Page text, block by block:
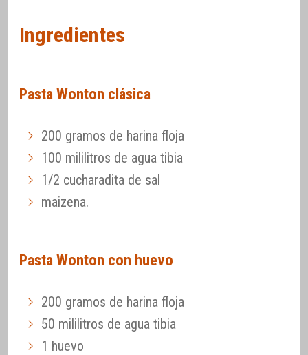
Ingredientes
Pasta Wonton clásica
200 gramos de harina floja
100 mililitros de agua tibia
1/2 cucharadita de sal
maizena.
Pasta Wonton con huevo
200 gramos de harina floja
50 mililitros de agua tibia
1 huevo